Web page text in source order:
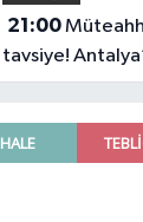
21:00Müteahhitten çarpıcı
tavsiye!
fiyatlara ev